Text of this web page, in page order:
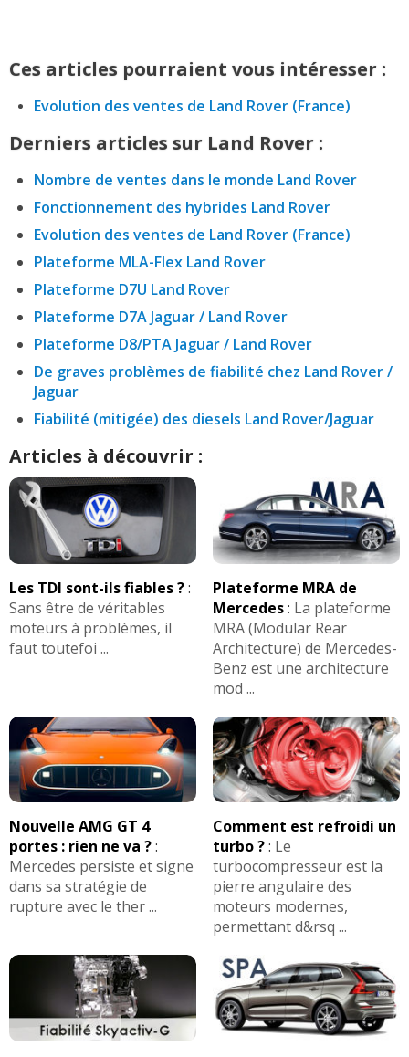
Ces articles pourraient vous intéresser :
Evolution des ventes de Land Rover (France)
Derniers articles sur Land Rover :
Nombre de ventes dans le monde Land Rover
Fonctionnement des hybrides Land Rover
Evolution des ventes de Land Rover (France)
Plateforme MLA-Flex Land Rover
Plateforme D7U Land Rover
Plateforme D7A Jaguar / Land Rover
Plateforme D8/PTA Jaguar / Land Rover
De graves problèmes de fiabilité chez Land Rover /
Jaguar
Fiabilité (mitigée) des diesels Land Rover/Jaguar
Articles à découvrir :
Les TDI sont-ils fiables ?:
Sans être de véritables
moteurs à problèmes, il
faut toutefoi ...
Plateforme MRA de
Mercedes: La plateforme
MRA (Modular Rear
Architecture) de Mercedes-
Benz est une architecture
mod ...
Nouvelle AMG GT 4
portes : rien ne va ?:
Mercedes persiste et signe
dans sa stratégie de
rupture avec le ther ...
Comment est refroidi un
turbo ?: Le
turbocompresseur est la
pierre angulaire des
moteurs modernes,
permettant d&rsq ...